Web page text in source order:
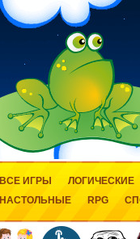
ВСЕ ИГРЫ ЛОГИЧЕСКИЕ
НАСТОЛЬНЫЕ
RPG